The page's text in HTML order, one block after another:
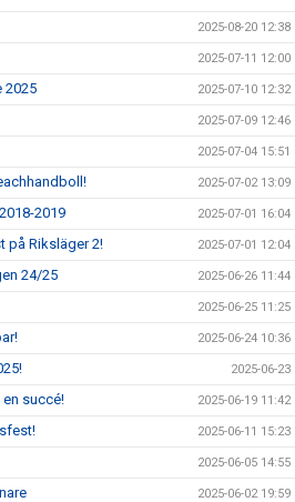
2025-08-20 12:38
2025-07-11 12:00
2025 2025-07-10 12:32
2025-07-09 12:46
2025-07-04 15:51
2025-07-02 13:09
2019 2025-07-01 16:04
på Riksläger 2! 2025-07-01 12:04
24/25 2025-06-26 11:44
2025-06-25 11:25
2025-06-24 10:36
2025-06-23
succé! 2025-06-19 11:42
2025-06-11 15:23
2025-06-05 14:55
2025-06-02 19:59